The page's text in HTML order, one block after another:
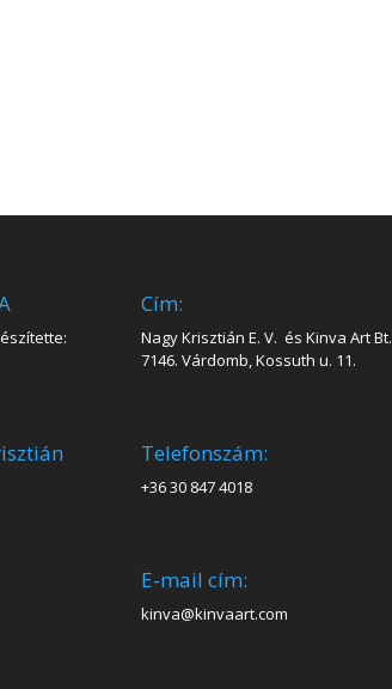
Cím:
Nagy Krisztián E. V. és Kinva Art Bt.
7146. Várdomb, Kossuth u. 11.
Telefonszám:
+36 30 847 4018
E-mail cím:
kinva@kinvaart.com